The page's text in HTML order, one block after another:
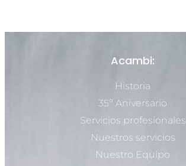
Acambi:
Historia
35º Aniversario
Servicios profesionales
Nuestros servicios
Nuestro Equipo